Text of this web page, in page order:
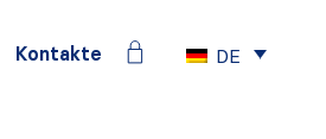
Kontakte DE